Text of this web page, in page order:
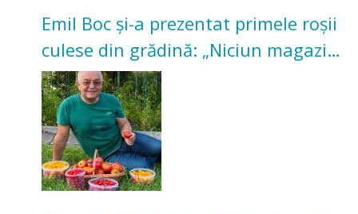
Emil Boc și-a prezentat primele roșii
culese din grădină: „Niciun magazin
nu poate oferi această satisfacție”